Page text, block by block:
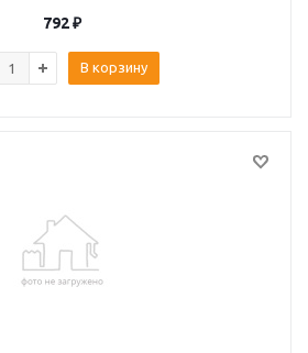
792₽
В корзину